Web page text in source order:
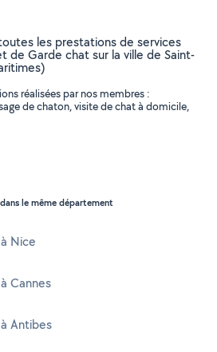
les prestations de services
de Garde chat sur la ville de Saint-
réalisées par nos membres :
de chaton, visite de chat à domicile,
le même département
Nice
Cannes
Antibes